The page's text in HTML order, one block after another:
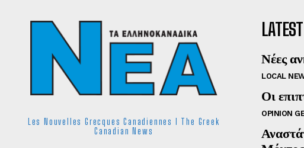
Les Nouvelles Grecques Canadiennes I The Greek
Canadian News
Νέες
LOCAL
Οι
OPINION